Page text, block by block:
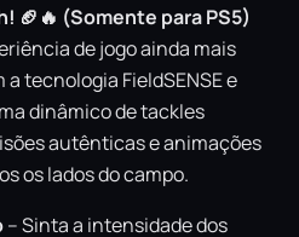
🏈🔥 (Somente para PS5)
de jogo ainda mais
tecnologia FieldSENSE e
dinâmico de tackles
autênticas e animações
os lados do campo.
– Sinta a intensidade dos